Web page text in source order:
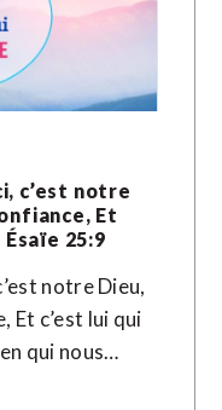
c’est notre
Et
‭25‬:‭9‬
notre Dieu,
Et c’est lui qui
qui nous…